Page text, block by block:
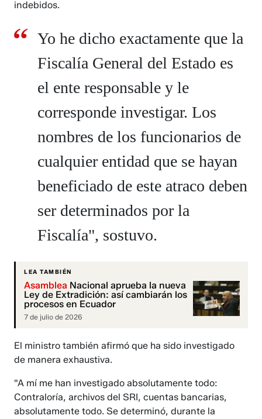
indebidos.
Yo he dicho exactamente que la
Fiscalía General del Estado es
el ente responsable y le
corresponde investigar. Los
nombres de los funcionarios de
cualquier entidad que se hayan
beneficiado de este atraco deben
ser determinados por la
Fiscalía", sostuvo.
LEA TAMBIÉN
Asamblea Nacional aprueba la nueva
Ley de Extradición: así cambiarán los
procesos en Ecuador
7 de julio de 2026
El ministro también afirmó que ha sido investigado
de manera exhaustiva.
"A mí me han investigado absolutamente todo:
Contraloría, archivos del SRI, cuentas bancarias,
absolutamente todo. Se determinó, durante la